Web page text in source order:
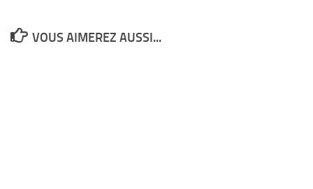
VOUS AIMEREZ AUSSI...